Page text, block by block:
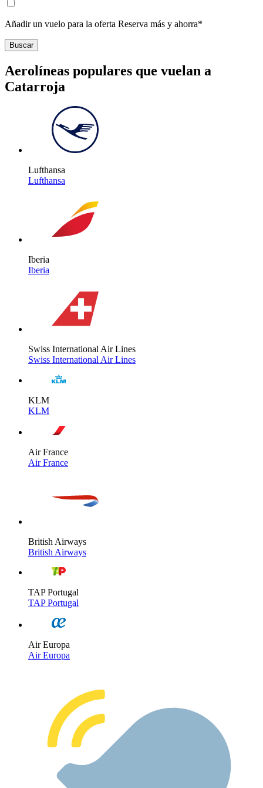
Añadir un vuelo para la oferta Reserva más y ahorra*
Buscar
Aerolíneas populares que vuelan a
Catarroja
Lufthansa
Lufthansa
Iberia
Iberia
Swiss International Air Lines
Swiss International Air Lines
KLM
KLM
Air France
Air France
British Airways
British Airways
TAP Portugal
TAP Portugal
Air Europa
Air Europa